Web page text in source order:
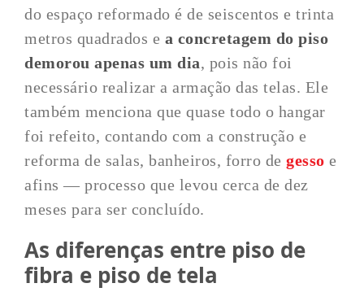
do espaço reformado é de seiscentos e trinta
metros quadrados e a concretagem do piso
demorou apenas um dia, pois não foi
necessário realizar a armação das telas. Ele
também menciona que quase todo o hangar
foi refeito, contando com a construção e
reforma de salas, banheiros, forro degesso e
afins — processo que levou cerca de dez
meses para ser concluído.
As diferenças entre piso de
fibra e piso de tela